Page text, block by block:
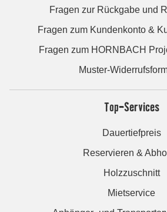
Fragen zur Rückgabe und
Fragen zum Kundenkonto &
Fragen zum HORNBACH
Muster-
Top-Services
Dauertiefpreis
Reservieren &
Holzzuschnitt
Mietservice